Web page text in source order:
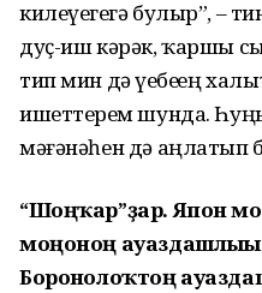
килеүегеҙгә булыр”, ‒
дуҫ-иш кәрәк, ҡаршы
тип мин дә үҙебеҙҙең
ишеттерҙем шунда.
мәғәнәһен дә аңлатып
“Шоңҡар”ҙар. Япон
моңоноң
Боронғолоҡтоң